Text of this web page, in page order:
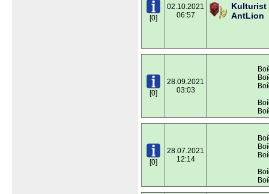
[0]
02.10.2021
06:57
Kulturist
AntLion
[0]
28.09.2021
03:03
[0]
28.07.2021
12:14